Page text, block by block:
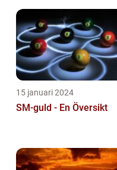
15 januari 2024
SM-guld - En Översikt